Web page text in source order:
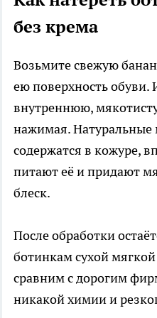
без крема
Возьмите свежую
ею поверхность обуви.
внутреннюю,
нажимая. Натуральные
содержатся в кожуре,
питают её и придают
блеск.
После обработки
ботинкам сухой
сравним с дорогим
никакой химии и